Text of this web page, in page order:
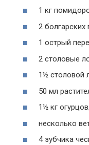
1 кг
2 болгарских
1 острый
2 столовые
1½ столовой
50 мл
1½ кг огурцов;
несколько
4 зубчика